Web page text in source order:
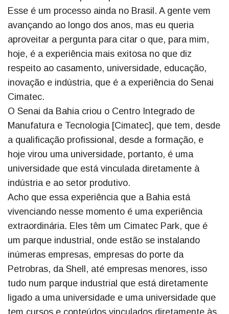
Esse é um processo ainda no Brasil. A gente vem
avançando ao longo dos anos, mas eu queria
aproveitar a pergunta para citar o que, para mim,
hoje, é a experiência mais exitosa no que diz
respeito ao casamento, universidade, educação,
inovação e indústria, que é a experiência do Senai
Cimatec.
O Senai da Bahia criou o Centro Integrado de
Manufatura e Tecnologia [Cimatec], que tem, desde
a qualificação profissional, desde a formação, e
hoje virou uma universidade, portanto, é uma
universidade que está vinculada diretamente à
indústria e ao setor produtivo.
Acho que essa experiência que a Bahia está
vivenciando nesse momento é uma experiência
extraordinária. Eles têm um Cimatec Park, que é
um parque industrial, onde estão se instalando
inúmeras empresas, empresas do porte da
Petrobras, da Shell, até empresas menores, isso
tudo num parque industrial que está diretamente
ligado a uma universidade e uma universidade que
tem cursos e conteúdos vinculados diretamente às